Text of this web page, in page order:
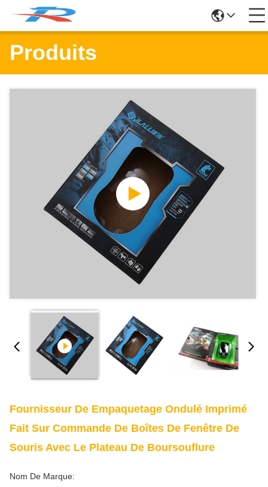
Produits
Fournisseur De Empaquetage Ondulé Imprimé
Fait Sur Commande De Boîtes De Fenêtre De
Souris Avec Le Plateau De Boursouflure
Nom De Marque: